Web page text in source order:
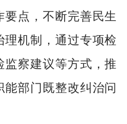
点，不断完善民生
机制，通过专项检
察建议等方式，推
部门既整改纠治问